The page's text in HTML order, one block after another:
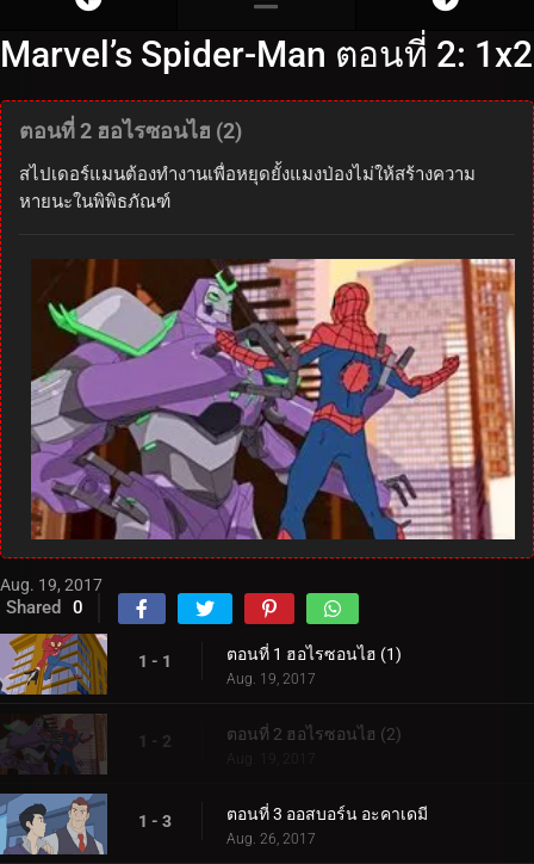
Marvel’s Spider-Man ตอนที่ 2: 1x2
ตอนที่ 2 ฮอไรซอนไฮ (2)
สไปเดอร์แมนต้องทำงานเพื่อหยุดยั้งแมงป่องไม่ให้สร้างความ
หายนะในพิพิธภัณฑ์
Aug. 19, 2017
Shared 0
1 - 1 ตอนที่ 1 ฮอไรซอนไฮ (1)
Aug. 19, 2017
1 - 2 ตอนที่ 2 ฮอไรซอนไฮ (2)
Aug. 19, 2017
1 - 3 ตอนที่ 3 ออสบอร์น อะคาเดมี
Aug. 26, 2017